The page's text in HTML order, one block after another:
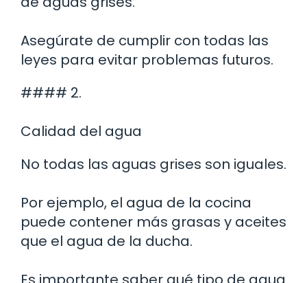
Asegúrate de cumplir con todas las
leyes para evitar problemas futuros.
#### 2.
Calidad del agua
No todas las aguas grises son iguales.
Por ejemplo, el agua de la cocina
puede contener más grasas y aceites
que el agua de la ducha.